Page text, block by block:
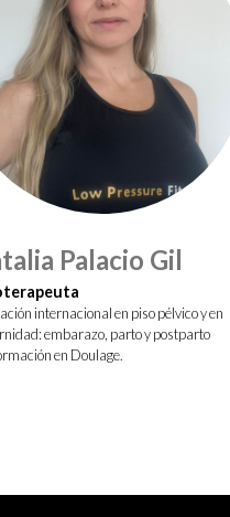
Palacio Gil
internacional en piso pélvico y en
embarazo, parto y postparto
en Doulage.